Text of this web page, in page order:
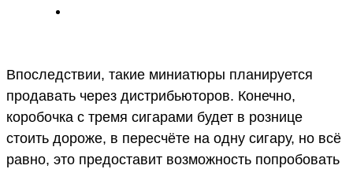
Впоследствии, такие миниатюры планируется
продавать через дистрибьюторов. Конечно,
коробочка с тремя сигарами будет в рознице
стоить дороже, в пересчёте на одну сигару, но всё
равно, это предоставит возможность попробовать